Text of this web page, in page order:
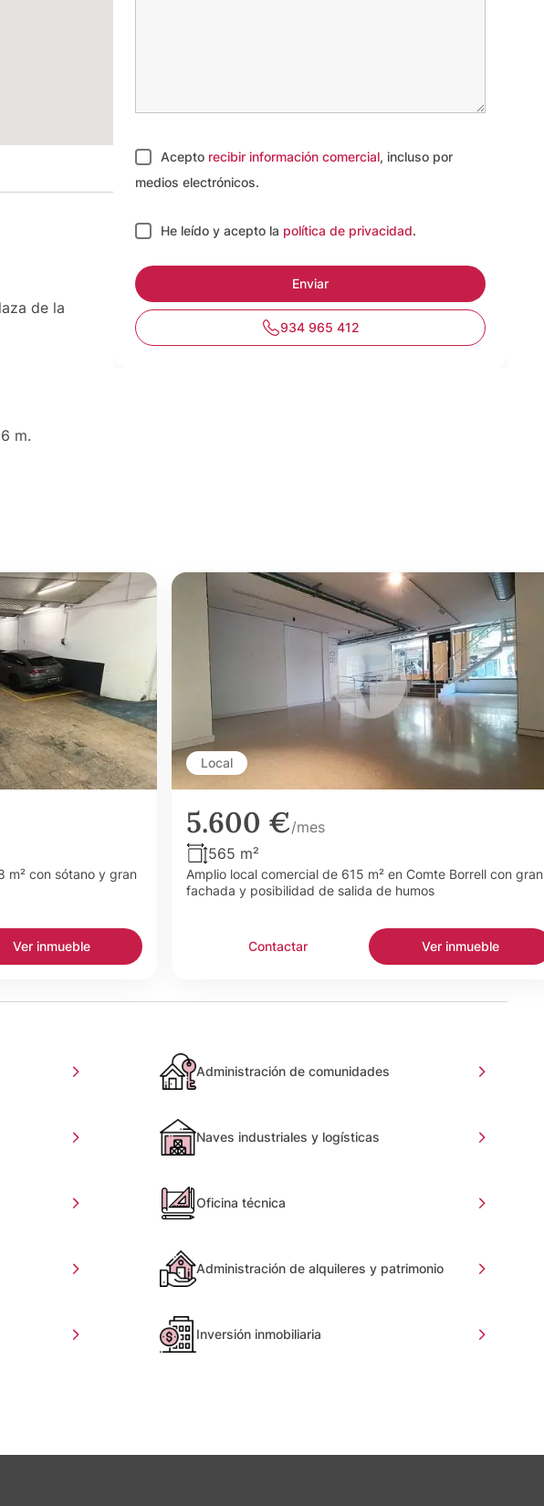
de la
m.
Acepto recibir información comercial, incluso por
medios electrónicos.
He leído y acepto la política de privacidad.
934 965 412
m² con sótano y gran
Ver inmueble
Local
5.600 €/mes
565 m²
Amplio local comercial de 615 m² en Comte Borrell con gran
fachada y posibilidad de salida de humos
Contactar Ver inmueble
Administración de comunidades
Naves industriales y logísticas
Oficina técnica
Administración de alquileres y patrimonio
Inversión inmobiliaria